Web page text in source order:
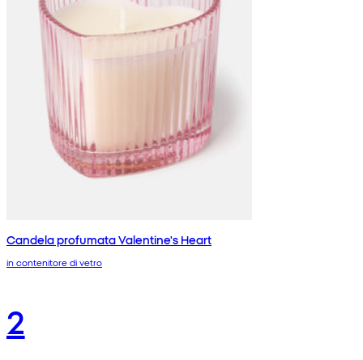
Candela profumata Valentine's Heart
in contenitore di vetro
2